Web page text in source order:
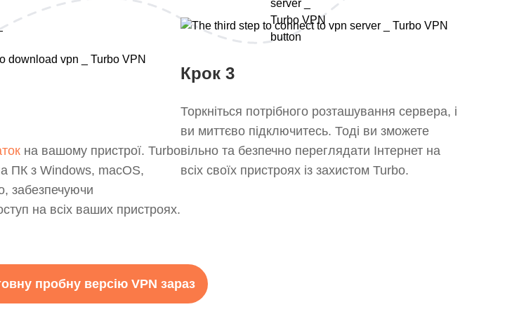
на вашому пристрої. Turbo
ПК з Windows, macOS,
забезпечуючи
на всіх ваших пристроях.
Крок 3
Торкніться потрібного розташування сервера, і
ви миттєво підключитесь. Тоді ви зможете
вільно та безпечно переглядати Інтернет на
всіх своїх пристроях із захистом Turbo.
пробну версію VPN зараз